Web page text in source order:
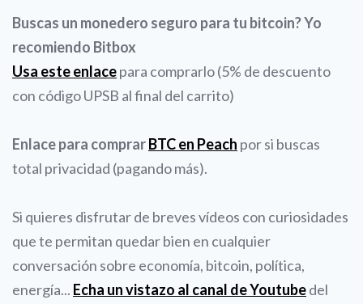
Buscas un monedero seguro para tu bitcoin? Yo
recomiendo Bitbox
Usa este enlacepara comprarlo (5% de descuento
con código UPSB al final del carrito)
Enlace para comprarBTC en Peach por si buscas
total privacidad (pagando más).
Si quieres disfrutar de breves vídeos con curiosidades
que te permitan quedar bien en cualquier
conversación sobre economía, bitcoin, política,
energía... Echa un vistazo al canal de Youtubedel